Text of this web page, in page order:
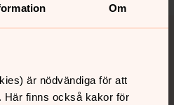
Om
är nödvändiga för att
Här finns också kakor för